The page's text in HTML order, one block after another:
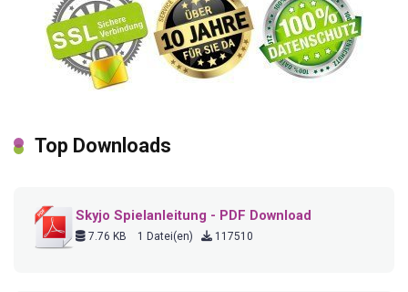
Top Downloads
Skyjo Spielanleitung - PDF Download
7.76 KB 1 Datei(en) 117510